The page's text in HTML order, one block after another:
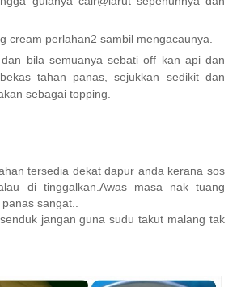
cream perlahan2 sambil mengacaunya.
bila semuanya sebati off kan api dan
tahan panas, sejukkan sedikit dan
sebagai topping.
tersedia dekat dapur anda kerana sos
di tinggalkan.Awas masa nak tuang
sangat..
jangan guna sudu takut malang tak